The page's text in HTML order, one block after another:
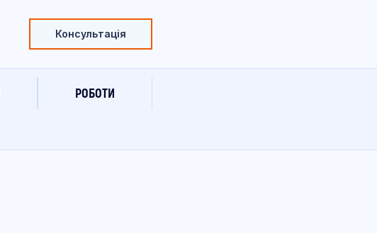
Консультація
РОБОТИ